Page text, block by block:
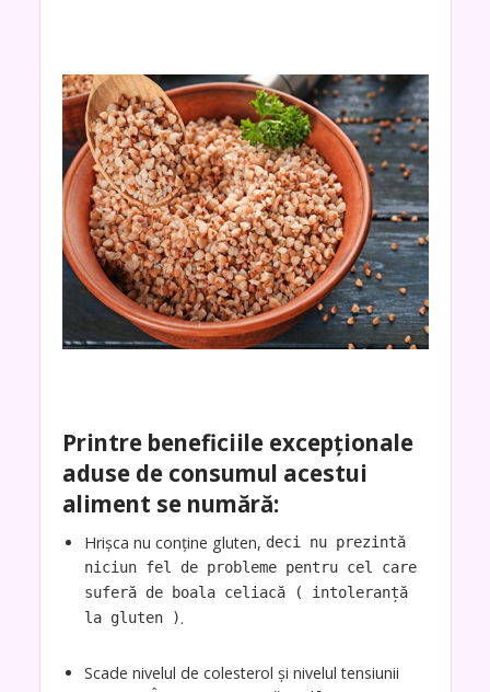
Printre beneficiile excepționale
aduse de consumul acestui
aliment se numără:
Hrișca nu conține gluten, deci nu prezintă
niciun fel de probleme pentru cel care
suferă de boala celiacă ( intoleranță
la gluten ).
Scade nivelul de colesterol și nivelul tensiunii